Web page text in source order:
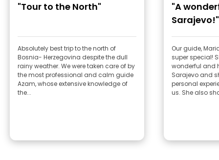
"Tour to the North"
Absolutely best trip to the north of
Bosnia- Herzegovina despite the dull
rainy weather. We were taken care of by
the most professional and calm guide
Azam, whose extensive knowledge of
the...
"A
Sarajevo!"
Our guide,
super special!
wonderful and
Sarajevo and
personal
us. She also